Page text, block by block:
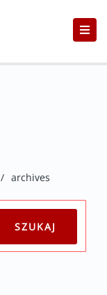
/ archives